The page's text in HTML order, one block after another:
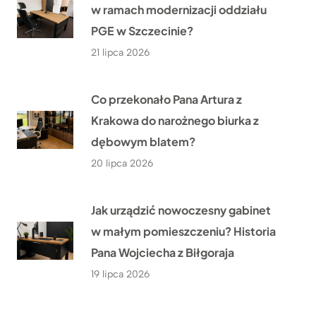
w ramach modernizacji oddziału
PGE w Szczecinie?
21 lipca 2026
Co przekonało Pana Artura z
Krakowa do narożnego biurka z
dębowym blatem?
20 lipca 2026
Jak urządzić nowoczesny gabinet
w małym pomieszczeniu? Historia
Pana Wojciecha z Biłgoraja
19 lipca 2026